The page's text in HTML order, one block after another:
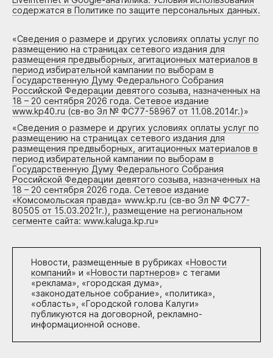
содержатся в Политике по защите персональных данных.
«Сведения о размере и других условиях оплаты услуг по
размещению на страницах сетевого издания для
размещения предвыборных, агитационных материалов в
период избирательной кампании по выборам в
Государственную Думу Федерального Собрания
Российской Федерации девятого созыва, назначенных на
18 – 20 сентября 2026 года. Сетевое издание
www.kp40.ru (св-во Эл № ФС77-58967 от 11.08.2014г.)»
«Сведения о размере и других условиях оплаты услуг по
размещению на страницах сетевого издания для
размещения предвыборных, агитационных материалов в
период избирательной кампании по выборам в
Государственную Думу Федерального Собрания
Российской Федерации девятого созыва, назначенных на
18 – 20 сентября 2026 года. Сетевое издание
«Комсомольская правда» www.kp.ru (св-во Эл № ФС77-
80505 от 15.03.2021г.), размещение на региональном
сегменте сайта: www.kaluga.kp.ru»
Новости, размещенные в рубриках «Новости
компаний» и «Новости партнеров» с тегами
«реклама», «городская дума»,
«законодательное собрание», «политика»,
«область», «Городской голова Калуги»
публикуются на договорной, рекламно-
информационной основе.